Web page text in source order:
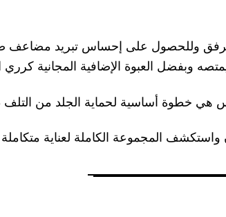
وللحصول على إحساس تبريد مضاعف
وبفضل العبوة الإضافية المجانية
هي خطوة أساسية لحماية الجلد من
واستكشف المجموعة الكاملة لعناية